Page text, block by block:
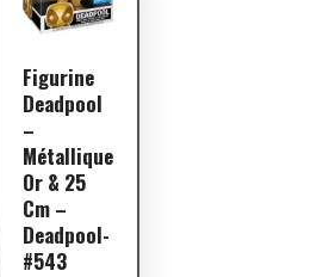
Figurine
Deadpool
–
Métallique
Or & 25
Cm –
Deadpool-
#543